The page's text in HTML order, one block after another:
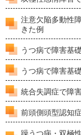
注意欠陥多動性
きた例
うつ病で障害基
うつ病で障害基
統合失調症で障
前頭側頭型認知